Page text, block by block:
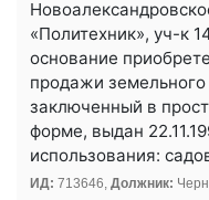
«Политехник», уч-к
основание
продажи земельного
заключенный в
форме, выдан
использования:
ИД: 713646, Должник: